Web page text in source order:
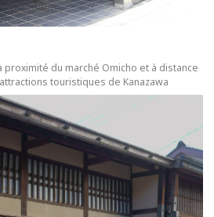
du marché Omicho et à distance
touristiques de Kanazawa